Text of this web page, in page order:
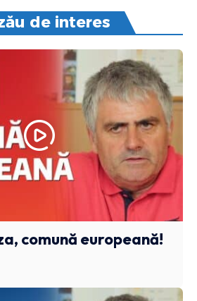
de interes
comună europeană!